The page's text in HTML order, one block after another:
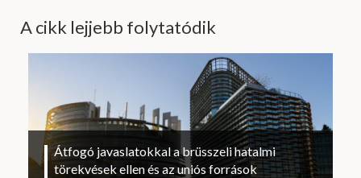
A cikk lejjebb folytatódik
Átfogó javaslatokkal a brüsszeli hatalmi
törekvések ellen és az uniós források